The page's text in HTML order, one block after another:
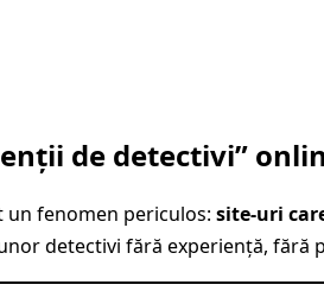
de detectivi”
un fenomen periculos: site-uri
detectivi fără experiență, fără